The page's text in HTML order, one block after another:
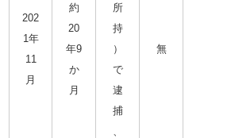
202
1年
11
月
約
20
年9
か
月
所
持
）
で
逮
捕
無